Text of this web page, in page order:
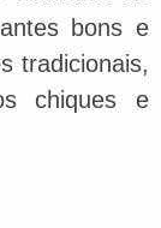
bons e
tradicionais,
chiques e